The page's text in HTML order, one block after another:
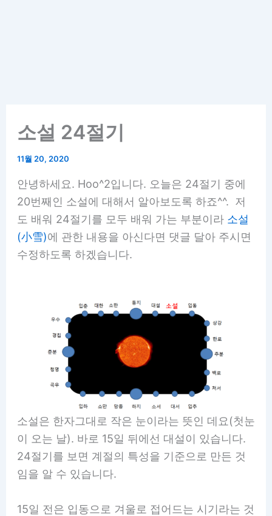
소설 24절기
11월 20, 2020
안녕하세요. Hoo^2입니다. 오늘은 24절기 중에
20번째인 소설에 대해서 알아보도록 하죠^^. 저
도 배워 24절기를 모두 배워 가는 부분이라 소설
(小雪)에 관한 내용을 아신다면 댓글 달아 주시면
수정하도록 하겠습니다.
소설은 한자그대로 작은 눈이라는 뜻인 데요(첫눈
이 오는 날). 바로 15일 뒤에선 대설이 있습니다.
24절기를 보면 계절의 특성을 기준으로 만든 것
임을 알 수 있습니다.
15일 전은 입동으로 겨울로 접어드는 시기라는 것